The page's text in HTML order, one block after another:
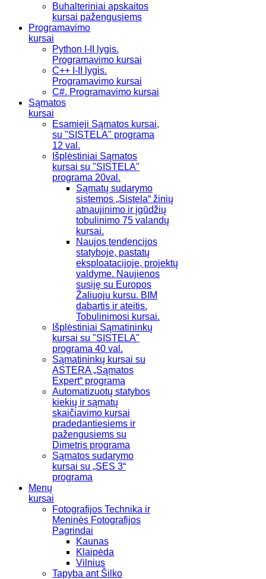
Buhalteriniai apskaitos
kursai pažengusiems
Programavimo
kursai
Python I-II lygis.
Programavimo kursai
C++ I-II lygis.
Programavimo kursai
C#. Programavimo kursai
Sąmatos
kursai
Esamieji Sąmatos kursai,
su "SISTELA" programa
12 val.
Išplėstiniai Sąmatos
kursai su "SISTELA"
programa 20val.
Sąmatų sudarymo
sistemos „Sistela“ žinių
atnaujinimo ir įgūdžių
tobulinimo 75 valandų
kursai.
Naujos tendencijos
statyboje, pastatų
eksploatacijoje, projektų
valdyme. Naujienos
susiję su Europos
Žaliuoju kursu. BIM
dabartis ir ateitis.
Tobulinimosi kursai.
Išplėstiniai Sąmatininkų
kursai su "SISTELA"
programa 40 val.
Sąmatininkų kursai su
ASTERA „Sąmatos
Expert“ programa
Automatizuotų statybos
kiekių ir sąmatų
skaičiavimo kursai
pradedantiesiems ir
pažengusiems su
Dimetris programa
Sąmatos sudarymo
kursai su „SES 3“
programa
Menų
kursai
Fotografijos Technika ir
Meninės Fotografijos
Pagrindai
Kaunas
Klaipėda
Vilnius
Tapyba ant Šilko